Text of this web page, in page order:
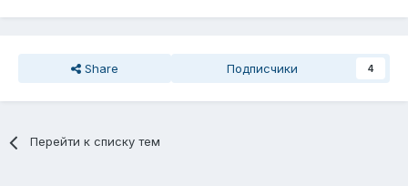
Share Подписчики 4
Перейти к списку тем